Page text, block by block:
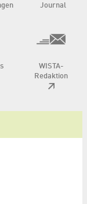
Journal
WISTA-
Redaktion